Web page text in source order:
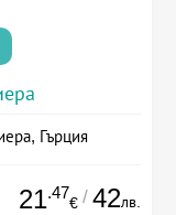
Гърция
21.47
€ / 42лв.